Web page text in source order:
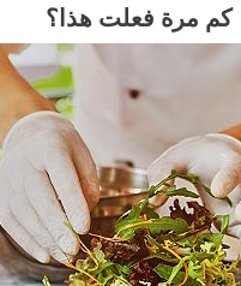
كم مرة فعلت هذا؟